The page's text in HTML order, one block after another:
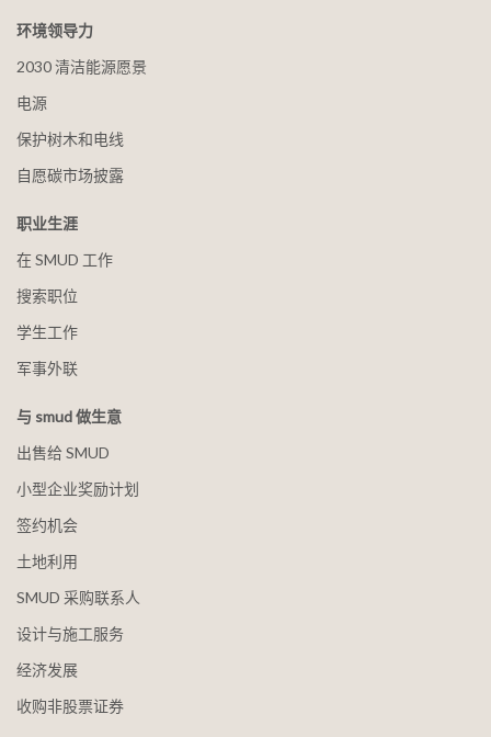
环境领导力
2030 清洁能源愿景
电源
保护树木和电线
自愿碳市场披露
职业生涯
在 SMUD 工作
搜索职位
学生工作
军事外联
与 smud 做生意
出售给 SMUD
小型企业奖励计划
签约机会
土地利用
SMUD 采购联系人
设计与施工服务
经济发展
收购非股票证券